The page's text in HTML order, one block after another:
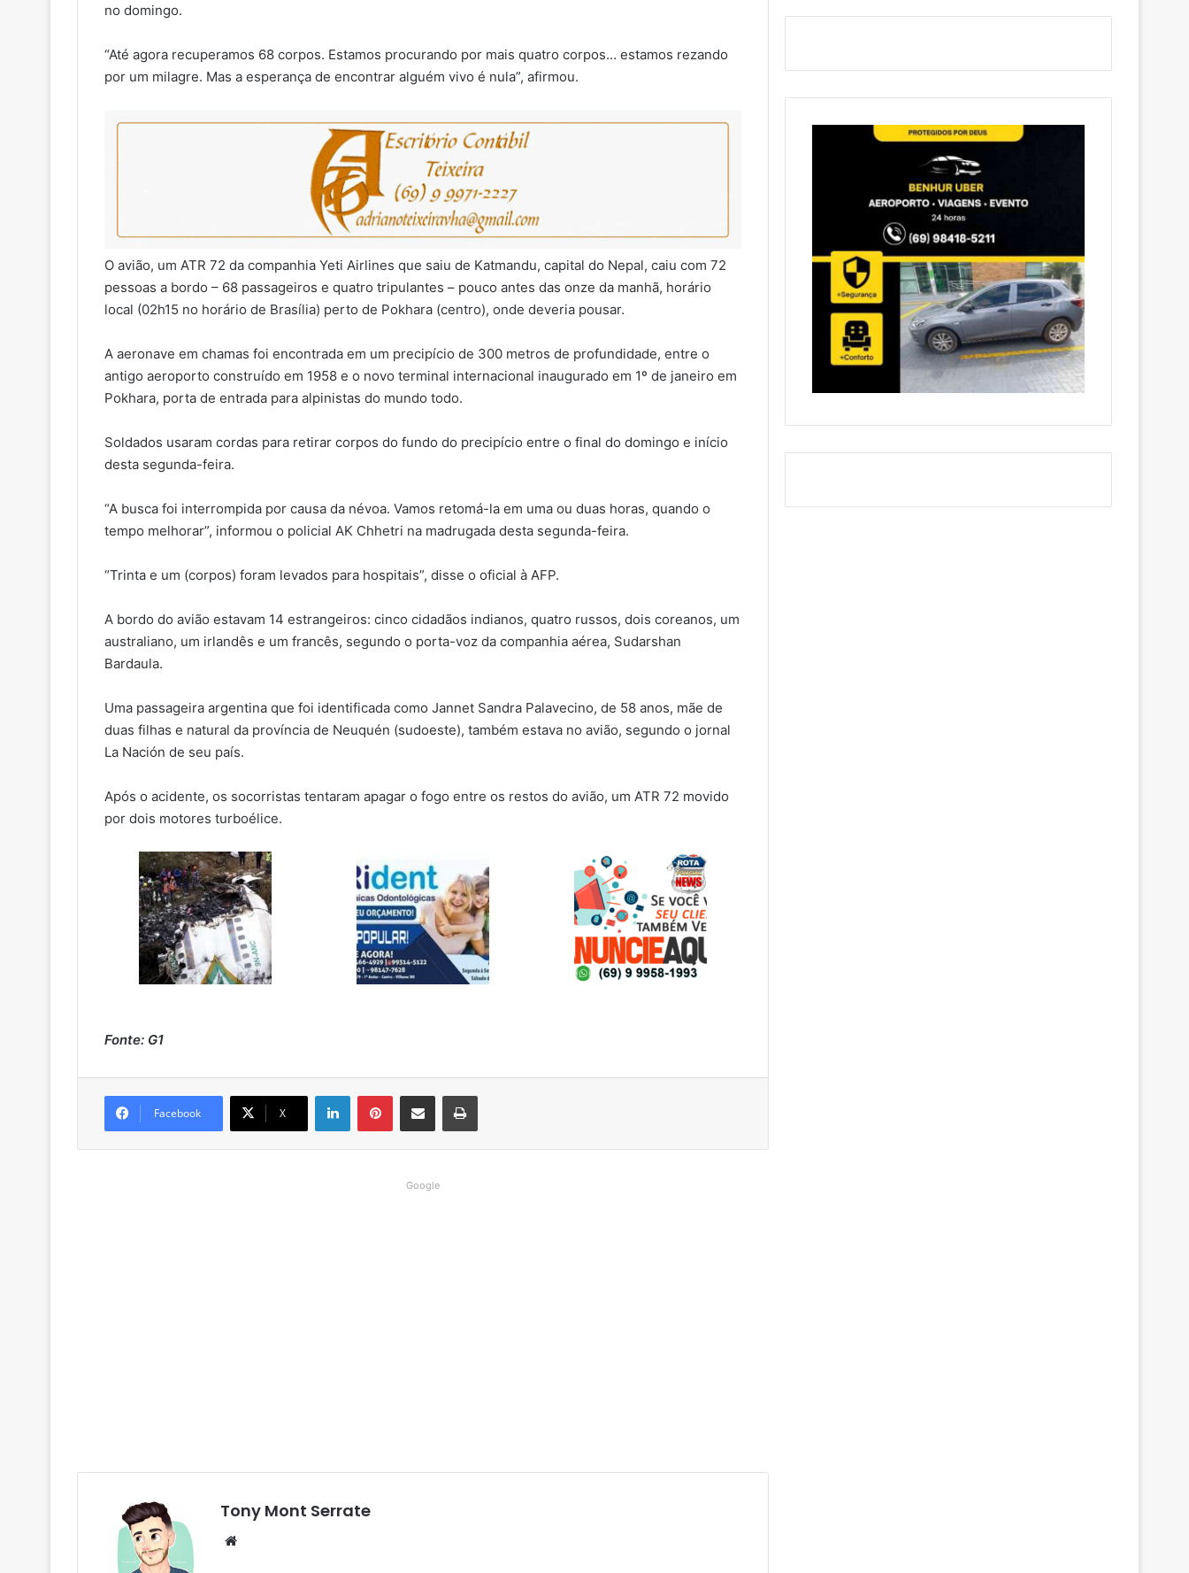
no domingo.
“Até agora recuperamos 68 corpos. Estamos procurando por mais quatro corpos… estamos rezando
por um milagre. Mas a esperança de encontrar alguém vivo é nula”, afirmou.
O avião, um ATR 72 da companhia Yeti Airlines que saiu de Katmandu, capital do Nepal, caiu com 72
pessoas a bordo – 68 passageiros e quatro tripulantes – pouco antes das onze da manhã, horário
local (02h15 no horário de Brasília) perto de Pokhara (centro), onde deveria pousar.
A aeronave em chamas foi encontrada em um precipício de 300 metros de profundidade, entre o
antigo aeroporto construído em 1958 e o novo terminal internacional inaugurado em 1º de janeiro em
Pokhara, porta de entrada para alpinistas do mundo todo.
Soldados usaram cordas para retirar corpos do fundo do precipício entre o final do domingo e início
desta segunda-feira.
“A busca foi interrompida por causa da névoa. Vamos retomá-la em uma ou duas horas, quando o
tempo melhorar”, informou o policial AK Chhetri na madrugada desta segunda-feira.
“Trinta e um (corpos) foram levados para hospitais”, disse o oficial à AFP.
A bordo do avião estavam 14 estrangeiros: cinco cidadãos indianos, quatro russos, dois coreanos, um
australiano, um irlandês e um francês, segundo o porta-voz da companhia aérea, Sudarshan
Bardaula.
Uma passageira argentina que foi identificada como Jannet Sandra Palavecino, de 58 anos, mãe de
duas filhas e natural da província de Neuquén (sudoeste), também estava no avião, segundo o jornal
La Nación de seu país.
Após o acidente, os socorristas tentaram apagar o fogo entre os restos do avião, um ATR 72 movido
por dois motores turboélice.
Fonte: G1
Facebook X
Google
Tony Mont Serrate